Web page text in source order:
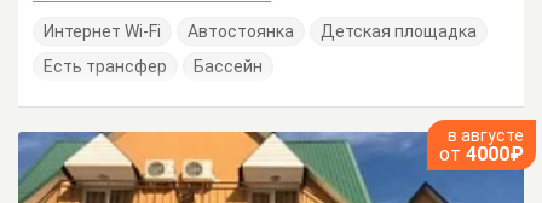
Интернет Wi-Fi Автостоянка
Детская площадка
Есть трансфер
Бассейн
в августе
от 4000₽